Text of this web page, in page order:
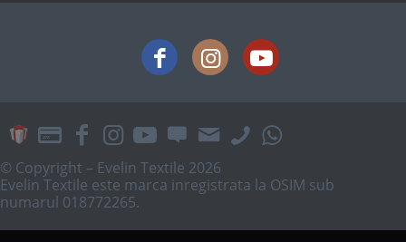
© Copyright – Evelin Textile 2026
Evelin Textile este marca inregistrata la OSIM sub
numarul 018772265.